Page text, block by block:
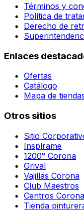
Términos y
Política de
Derecho de
Enlaces
Ofertas
Catálogo
Mapa de
Otros sitios
Sitio
Inspírame
1200° Corona
Grival
Vajillas Corona
Club Maestros
Centros Corona
Tienda